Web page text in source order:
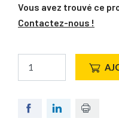
Vous avez trouvé ce
Contactez-nous !